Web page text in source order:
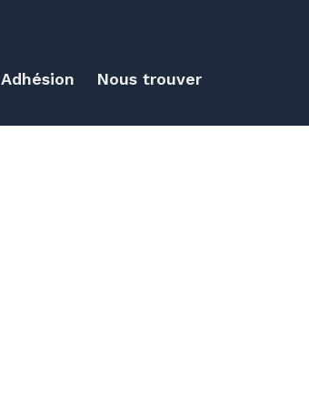
Adhésion Nous trouver